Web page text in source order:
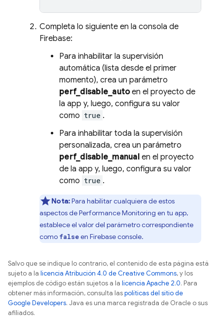
Completa lo siguiente en la consola de
Firebase:
Para inhabilitar la supervisión
automática (lista desde el primer
momento), crea un parámetro
perf_disable_autoen el proyecto de
la app y, luego, configura su valor
como true .
Para inhabilitar toda la supervisión
personalizada, crea un parámetro
perf_disable_manualen el proyecto
de la app y, luego, configura su valor
como true .
Nota:Para habilitar cualquiera de estos
aspectos dePerformance Monitoring en tu app,
establece el valor del parámetro correspondiente
como falseen Firebaseconsole.
Salvo que se indique lo contrario, el contenido de esta página está
sujeto a la licencia Atribución 4.0 de Creative Commons, y los
ejemplos de código están sujetos a la licencia Apache 2.0. Para
obtener más información, consulta laspolíticas del sitio de
Google Developers. Java es una marca registrada de Oracle o sus
afiliados.